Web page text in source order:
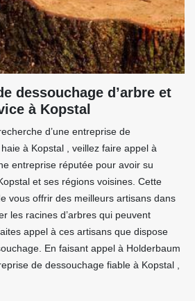
dessouchage d’arbre et
à Kopstal
d’une entreprise de
à Kopstal , veillez faire appel à
entreprise réputée pour avoir su
et ses régions voisines. Cette
vous offrir des meilleurs artisans dans
les racines d’arbres qui peuvent
appel à ces artisans que dispose
En faisant appel à Holderbaum
de dessouchage fiable à Kopstal ,